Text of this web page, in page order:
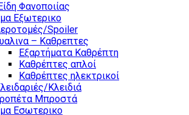
Φανοποιίας
Εξωτερικο
Spoiler
– Καθρεπτες
Εξαρτήματα Καθρέπτη
Καθρέπτες απλοί
Καθρέπτες ηλεκτρικοί
Κλειδιά
Μπροστά
Εσωτερικο